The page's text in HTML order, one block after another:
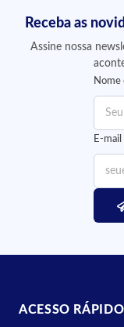
Receba as
Assine nossa
Nome
E-mail
ACESSO